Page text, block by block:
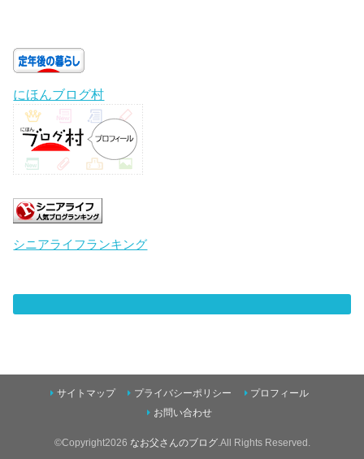
にほんブログ村
シニアライフランキング
サイトマップ プライバシーポリシー
プロフィール
お問い合わせ
©Copyright2026 なお父さんのブログ .All Rights Reserved.